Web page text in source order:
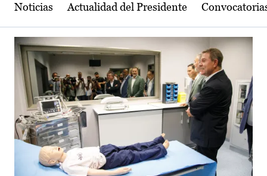
Noticias Actualidad del Presidente